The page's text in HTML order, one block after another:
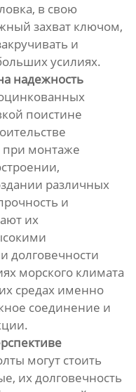
в свою
захват ключом,
и
усилиях.
надежность
поистине
при монтаже
различных
и
их
долговечности
морского климата
средах именно
соединение и
могут стоить
их долговечность